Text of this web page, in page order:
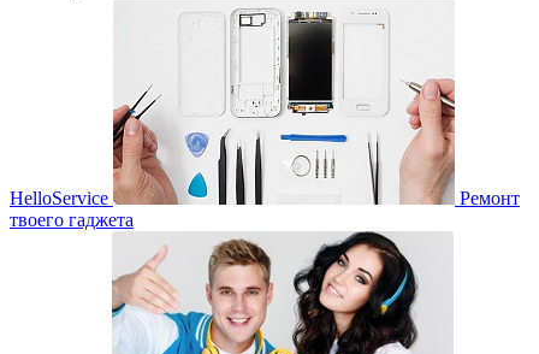
HelloService
Ремонт
твоего гаджета